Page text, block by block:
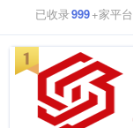
已收录999+家平台